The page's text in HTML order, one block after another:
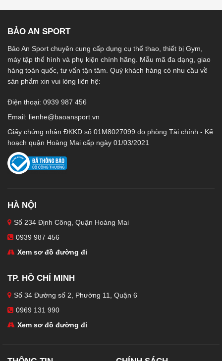
BẢO AN SPORT
Bảo An Sport chuyên cung cấp dụng cụ thể thao, thiết bị Gym,
máy tập thể hình và phụ kiện chính hãng. Mẫu mã đa dạng, giao
hàng toàn quốc, tư vấn tận tâm. Quý khách hàng có nhu cầu về
sản phẩm xin vui lòng liên hệ:
Điện thoại: 0939 987 456
Email: lienhe@baoansport.vn
Giấy chứng nhận ĐKKD số 01M8027099 do phòng Tài chính - Kế
hoạch quận Hoàng Mai cấp ngày 01/03/2021
HÀ NỘI
Số 234 Định Công, Quận Hoàng Mai
0939 987 456
Xem sơ đồ đường đi
TP. HỒ CHÍ MINH
Số 34 Đường số 2, Phường 11, Quận 6
0969 131 990
Xem sơ đồ đường đi